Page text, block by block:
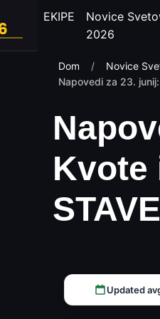
EKIPE
Novice
2026
Dom / Novice
Napovedi za 23.
Kvote
Updated